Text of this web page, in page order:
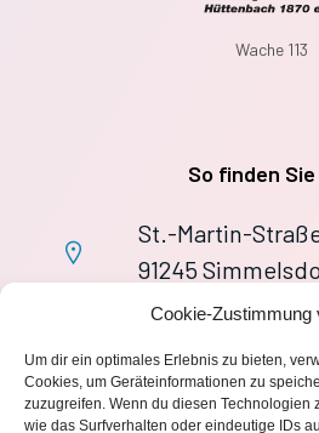
Cookie-Zustimmung
Um dir ein optimales Erlebnis zu bieten,
Cookies, um Geräteinformationen zu
zuzugreifen. Wenn du diesen Technologien
wie das Surfverhalten oder eindeutige IDs
Wache 113
So finden
St.-Martin-
91245
+49 9155
wache113@ff-